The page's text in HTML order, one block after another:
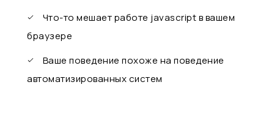
Что-то мешает работе javascript в вашем
браузере
Ваше поведение похоже на поведение
автоматизированных систем